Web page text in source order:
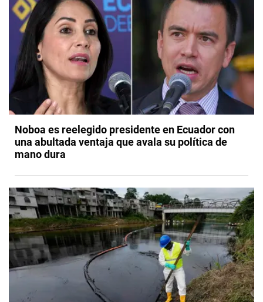
Noboa es reelegido presidente en Ecuador con
una abultada ventaja que avala su política de
mano dura